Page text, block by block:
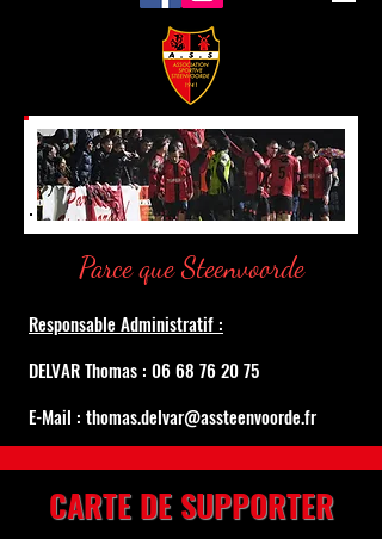
Parce que Steenvoorde
Responsable Administratif :
DELVAR Thomas : 06 68 76 20 75
E-Mail : thomas.delvar@assteenvoorde.fr
CARTE DE SUPPORTER